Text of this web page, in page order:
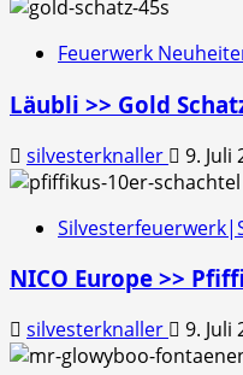
Feuerwerk
Läubli >> Gold
silvesterknaller 9. Juli
NICO Europe >>
silvesterknaller 9. Juli